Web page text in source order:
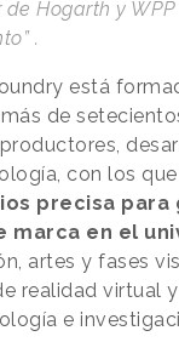
Hogarth y
.
está
de
con los
precisa para
marca en el
artes y fases
realidad virtual
e